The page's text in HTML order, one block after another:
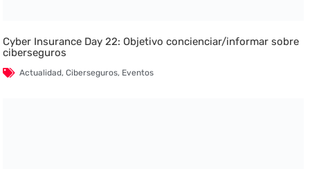
Cyber Insurance Day 22: Objetivo concienciar/informar sobre
ciberseguros
Actualidad,Ciberseguros, Eventos